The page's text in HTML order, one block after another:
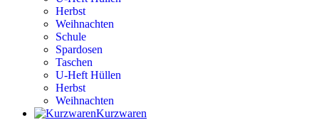
Herbst
Weihnachten
Schule
Spardosen
Taschen
U-Heft Hüllen
Herbst
Weihnachten
Kurzwaren